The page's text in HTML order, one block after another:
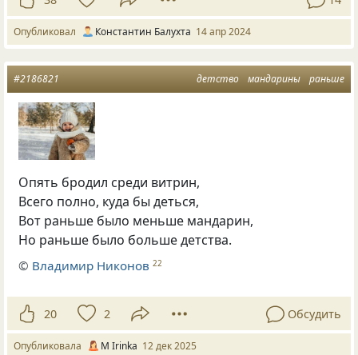
Опубликовал Константин Балухта 14 апр 2024
детство мандарины раньше
#2186821
Опять бродил среди витрин,
Всего полно, куда бы деться,
Вот раньше было меньше мандарин,
Но раньше было больше детства.
© Владимир Никонов 22
20 2 Обсудить
Опубликовала М Irinka 12 дек 2025